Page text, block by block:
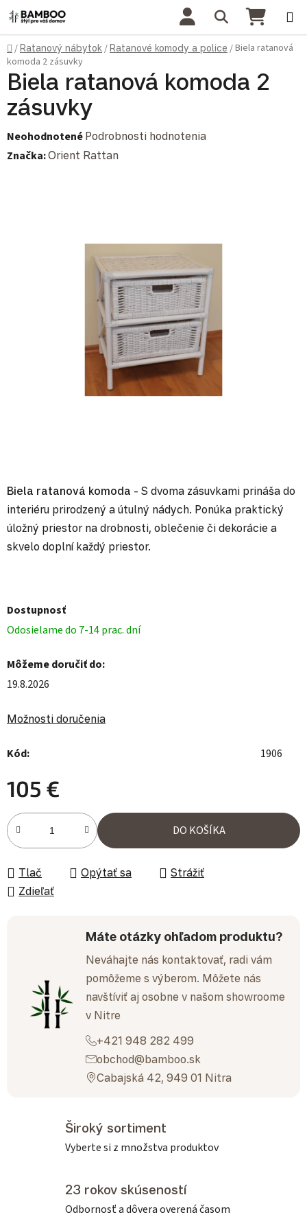
Prejsť na obsah Hľadať
Domov
/Ratanový nábytok /Ratanové komody a police /Biela ratanová
komoda 2 zásuvky
Biela ratanová komoda - S dvoma zásuvkami prináša do
interiéru prirodzený a útulný nádych. Ponúka praktický
úložný priestor na drobnosti, oblečenie či dekorácie a
skvelo doplní každý priestor.
Dostupnosť
Odosielame do 7-14 prac. dní
Môžeme doručiť do:
19.8.2026
Možnosti doručenia
Kód: 1906
105 €
Jednotková cena:
DO KOŠÍKA
Tlač Opýtať sa
Strážiť
Zdieľať
Máte otázky ohľadom produktu?
Neváhajte nás kontaktovať, radi vám
pomôžeme s výberom. Môžete nás
navštíviť aj osobne v našom showroome
v Nitre
+421 948 282 499
obchod@bamboo.sk
Cabajská 42, 949 01 Nitra
Biela ratanová komoda 2
zásuvky
Priemerné hodnotenie produktu je 0,0 z 5 hviezdičiek.
Neohodnotené Podrobnosti hodnotenia
Značka:Orient Rattan
Široký sortiment
Vyberte si z množstva produktov
23 rokov skúseností
Odbornosť a dôvera overená časom